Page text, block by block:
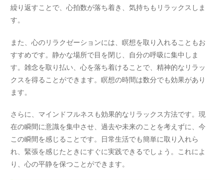
繰り返すことで、心拍数が落ち着き、気持ちもリラックスしま
す。
また、心のリラクゼーションには、瞑想を取り入れることもお
すすめです。静かな場所で目を閉じ、自分の呼吸に集中しま
す。雑念を取り払い、心を落ち着けることで、精神的なリラッ
クスを得ることができます。瞑想の時間は数分でも効果があり
ます。
さらに、マインドフルネスも効果的なリラックス方法です。現
在の瞬間に意識を集中させ、過去や未来のことを考えずに、今
この瞬間を感じることです。日常生活でも簡単に取り入れら
れ、緊張を感じたときにすぐに実践できるでしょう。これによ
り、心の平静を保つことができます。